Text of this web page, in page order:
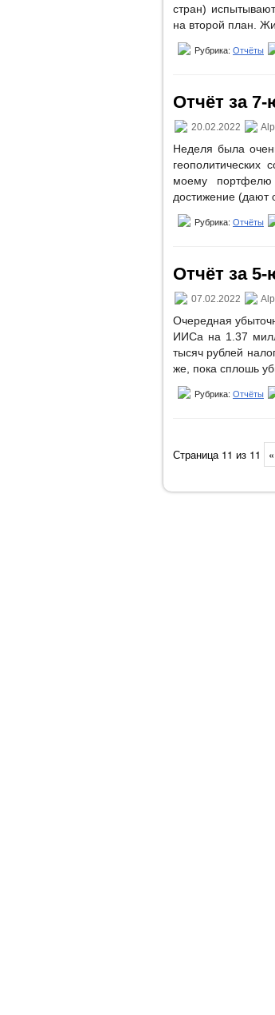
стран)
на второй план.
Рубрика: Отчёты
Отчёт за
20.02.2022
Неделя была
моему портфелю
достижение (дают
Рубрика: Отчёты
Отчёт за
07.02.2022
Очередная
ИИСа на 1.37
тысяч рублей
же, пока сплошь
Рубрика: Отчёты
Страница 11 из 11